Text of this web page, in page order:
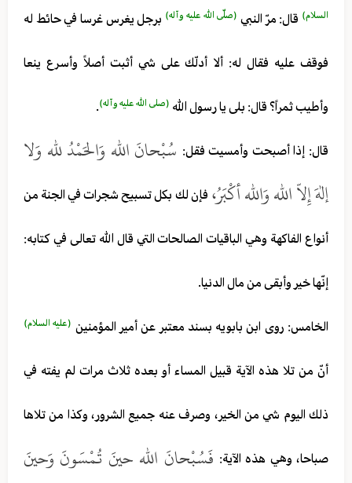
السلام) قال: مرّ النبي (صلّى الله عليه وآله) برجل يغرس غرسا في حائط له
فوقف عليه فقال له: ألا أدلّك على شي أثبت أصلاً وأسرع ينعا
وأطيب ثمراً؟ قال: بلى يا رسول الله (صلى الله عليه وآله).
قال: إذا أصبحت وأمسيت فقل: سُبْحانَ الله وَالحَمْدُ لله وَلا
إلهَ إِلاّ الله وَالله أكْبَرُ، فإن لك بكل تسبيح شجرات في الجنة من
أنواع الفاكهة وهي الباقيات الصالحات التي قال الله تعالى في كتابه:
إنّها خير وأبقى من مال الدنيا.
الخامس: روى ابن بابويه بسند معتبر عن أمير المؤمنين (عليه السلام)
أنّ من تلا هذه الآية قبيل المساء أو بعده ثلاث مرات لم يفته في
ذلك اليوم شي من الخير، وصرف عنه جميع الشرور، وكذا من تلاها
صباحا، وهي هذه الآية: فَسُبْحانَ الله حينَ تُمْسَونَ وَحينَ